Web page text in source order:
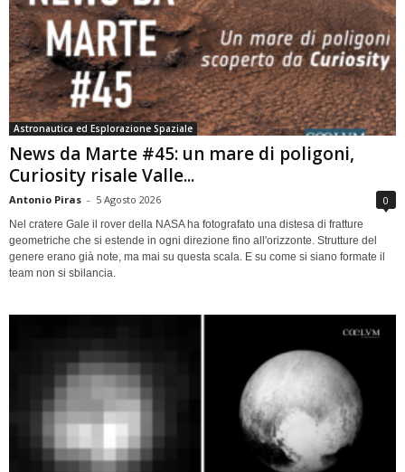
Astronautica ed Esplorazione Spaziale
News da Marte #45: un mare di poligoni,
Curiosity risale Valle...
Antonio Piras - 5 Agosto 2026 0
Nel cratere Gale il rover della NASA ha fotografato una distesa di fratture
geometriche che si estende in ogni direzione fino all'orizzonte. Strutture del
genere erano già note, ma mai su questa scala. E su come si siano formate il
team non si sbilancia.